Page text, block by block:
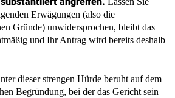
Erwägungen (also die
Gründe) unwidersprochen, bleibt das
und Ihr Antrag wird bereits deshalb
dieser strengen Hürde beruht auf dem
Begründung, bei der das Gericht sein